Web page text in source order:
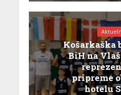
Košarkaška
BiH na
pripreme
hotelu